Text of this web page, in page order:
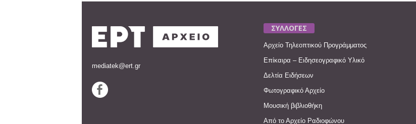
mediatek@ert.gr
ΣΥΛΛΟΓΕΣ
Αρχείο Τηλεοπτικού Προγράμματος
Επίκαιρα – Ειδησεογραφικό Υλικό
Δελτία Ειδήσεων
Φωτογραφικό Αρχείο
Μουσική βιβλιοθήκη
Από το Αρχείο Ραδιοφώνου